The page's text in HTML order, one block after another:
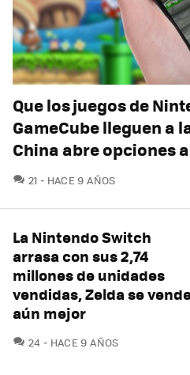
Que los juegos de
GameCube lleguen a
China abre opciones
21 COMENTARIOS
HACE 9 AÑOS
La Nintendo Switch
arrasa con sus 2,74
millones de unidades
vendidas, Zelda se
aún mejor
24 COMENTARIOS
HACE 9 AÑOS